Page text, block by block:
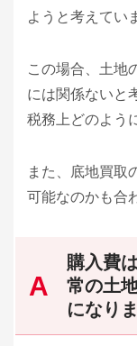
ようと考えてい
この場合、土地
には関係ないと
税務上どのよう
また、底地買取
可能なのかも合
購入費
常の土
になりま